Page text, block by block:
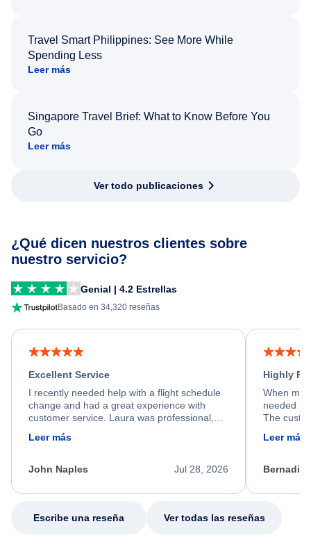
Travel Smart Philippines: See More While
Spending Less
Leer más
Singapore Travel Brief: What to Know Before You
Go
Leer más
Ver todo publicaciones
¿Qué dicen nuestros clientes sobre
nuestro servicio?
Genial | 4.2 Estrellas
Basado en 34,320 reseñas
Excellent Service
I recently needed help with a flight schedule
change and had a great experience with
customer service. Laura was professional,
friendly, and very helpful throughout the
process. She quickly found a solution and
appreciate her excellent service.
Leer más
Jul 28, 2026
John Naples
Highly
When my
needed
The
calm,
my issue.
Leer más
Escribe una reseña Ver todas las reseñas